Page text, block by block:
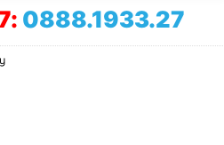
0888.1933.27